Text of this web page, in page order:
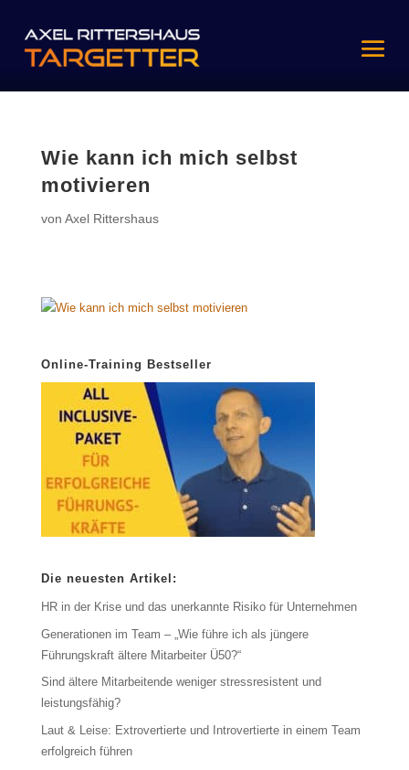
Wie kann ich mich selbst
motivieren
von Axel Rittershaus
Online-Training Bestseller
Die neuesten Artikel:
HR in der Krise und das unerkannte Risiko für Unternehmen
Generationen im Team – „Wie führe ich als jüngere
Führungskraft ältere Mitarbeiter Ü50?“
Sind ältere Mitarbeitende weniger stressresistent und
leistungsfähig?
Laut & Leise: Extrovertierte und Introvertierte in einem Team
erfolgreich führen